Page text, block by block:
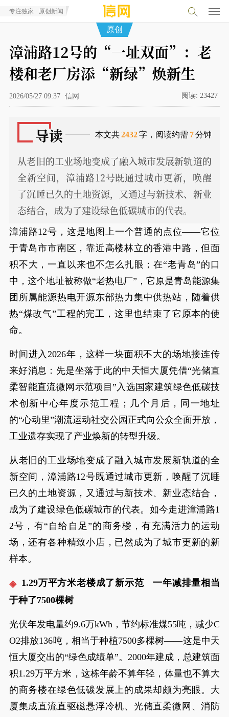
专注独家 · 原创新闻
原创
漳浦路12号的“一址双面”：老
楼和老厂房添“新绿”焕新生
2026/05/27 09:37 信网 阅读: 23427
导读 本文共2432字，阅读约需 7分钟
从老旧的工业场地变成了融入城市发展新轨道的
全新空间，漳浦路12号既通过城市更新，唤醒
了沉睡已久的土地资源，又通过与新技术、新业
态结合，成为了建设绿色低碳城市的代表。
漳浦路12号，这是地图上一个普通的点位——它位
于青岛市市南区，靠近高楼林立的香港中路，但面
积不大，一直以来也不怎么扎眼；在“老青岛”的口
中，这个地址被称做“老热电厂”，它原是青岛能源集
团所属能源热电开源东部热力集中供热站，随着供
热“煤改气”工程的完工，这里也结束了它原本的使
命。
时间进入2026年，这样一块面积不大的场地接连传
来好消息：先是坐落于此的中天恒大厦凭借“光储直
柔智能直流微网示范项目”入选国家建筑绿色低碳技
术创新中心年度示范工程；几个月后，同一地址
的“心动里”潮流运动社交公园正式向公众全面开放，
工业遗存实现了产业焕新的转型升级。
从老旧的工业场地变成了融入城市发展新轨道的全
新空间，漳浦路12号既通过城市更新，唤醒了沉睡
已久的土地资源，又通过与新技术、新业态结合，
成为了建设绿色低碳城市的代表。如今走进漳浦路1
2号，有“自给自足”的商务楼，有充满活力的运动
场，还有各种精致小店，已然成为了城市更新的新
样本。
1.29万平方米老楼成了新示范 一年减排量相当
于种了7500棵树
光伏年发电量约9.6万kWh，节约标准煤55吨，减少C
O2排放136吨，相当于种植7500多棵树——这是中天
恒大厦交出的“绿色成绩单”。2000年建成，总建筑面
积1.29万平方米，这栋年龄不算年轻，体量也不算大
的商务楼在绿色低碳发展上的成果却颇为亮眼。大
厦集成直流直驱磁悬浮冷机、光储直柔微网、消防